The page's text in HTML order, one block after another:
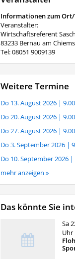
Informationen zum
Veranstalter:
Wirtschaftsreferent
83233 Bernau am
Tel: 08051 9009139
Weitere Termine
Do 13. August 2026 |
Do 20. August 2026 |
Do 27. August 2026 |
Do 3. September 2026 |
Do 10. September 2026 |
mehr anzeigen »
Das könnte Sie
Sa
Uhr